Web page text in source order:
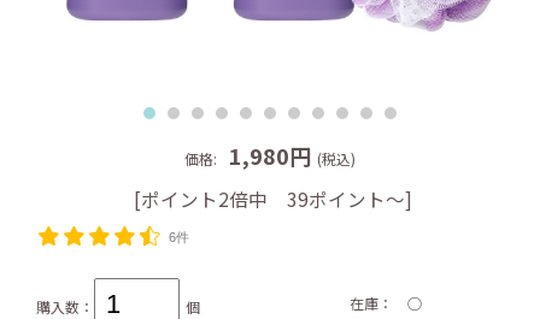
価格: 1,980円 (税込)
[ポイント2倍中 39ポイント～]
6件
購入数： 個 在庫 ○